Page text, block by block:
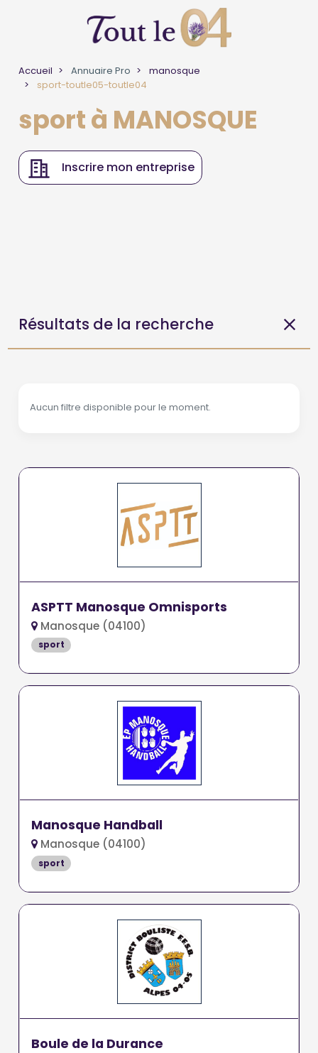
Accueil Annuaire Pro
manosque
sport-toutle05-toutle04
sport à MANOSQUE
Inscrire mon entreprise
Résultats de la recherche
Aucun filtre disponible pour le moment.
ASPTT Manosque Omnisports
Manosque (04100)
sport
Manosque Handball
Manosque (04100)
sport
Boule de la Durance